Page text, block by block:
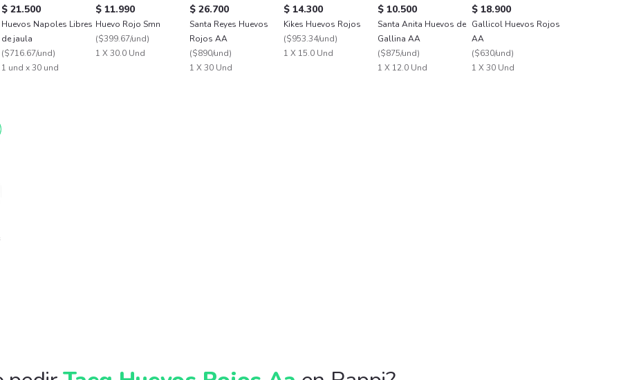
$ 21.500
Huevos Napoles Libres
de jaula
($716.67/und)
1 und x 30 und
$ 11.990
Huevo Rojo Smn
($399.67/und)
1 X 30.0 Und
$ 26.700
Santa Reyes Huevos
Rojos AA
($890/und)
1 X 30 Und
$ 14.300
Kikes Huevos Rojos
($953.34/und)
1 X 15.0 Und
$ 10.500
Santa Anita Huevos de
Gallina AA
($875/und)
1 X 12.0 Und
$ 18.900
Gallicol Huevos Rojos
AA
($630/und)
1 X 30 Und